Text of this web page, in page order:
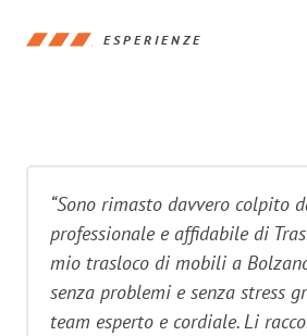
ESPERIENZE
“Sono rimasto davvero colpito
professionale e affidabile di
mio trasloco di mobili a
senza problemi e senza stress
team esperto e cordiale. Li